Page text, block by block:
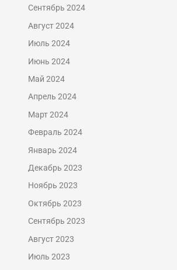
Сентябрь 2024
Август 2024
Июль 2024
Июнь 2024
Май 2024
Апрель 2024
Март 2024
Февраль 2024
Январь 2024
Декабрь 2023
Ноябрь 2023
Октябрь 2023
Сентябрь 2023
Август 2023
Июль 2023